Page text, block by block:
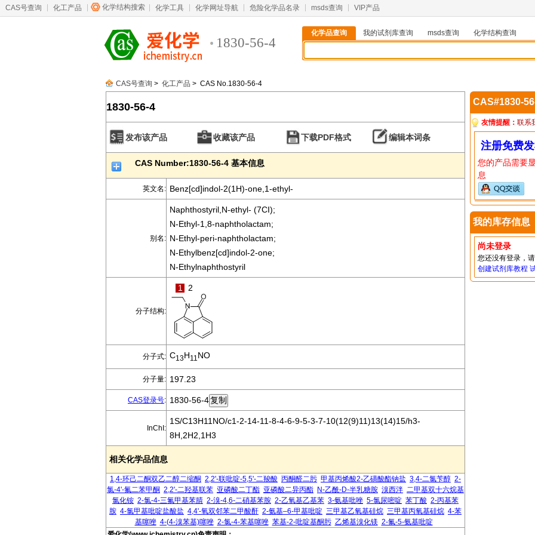
CAS号查询 化工产品 化学结构搜索 化学工具 化学网址导航 危险化学品名录 msds查询 VIP产品
1830-56-4
化学品查询 我的试剂库查询 msds查询
化学结构查询
CAS号查询 > 化工产品 > CAS No.1830-56-4
1830-56-4
发布该产品 收藏该产品 下载PDF格式 编辑本词条
CAS Number:1830-56-4 基本信息
英文名: Benz[cd]indol-2(1H)-one,1-ethyl-
别名:
Naphthostyril,N-ethyl- (7CI);
N-Ethyl-1,8-naphtholactam;
N-Ethyl-peri-naphtholactam;
N-Ethylbenz[cd]indol-2-one;
N-Ethylnaphthostyril
分子结构:
1 2
分子式: C13H11 NO
分子量: 197.23
CAS登录号: 1830-56-4
InChI:
1S/C13H11NO/c1-2-14-11-8-4-6-9-5-3-7-10(12(9)11)13(14)15/h3-
8H,2H2,1H3
相关化学品信息
1,4-环己二酮双乙二醇二缩酮 2,2'-联吡啶-5,5'-二羧酸 丙酮醛二肟 甲基丙烯酸2-乙磺酸酯钠盐 3,4-二氯苄醇 2-
氯-4'-氟二苯甲酮 2,2'-二羟基联苯 亚磷酸二丁酯 亚磷酸二异丙酯 N-乙酰-D-半乳糖胺 溴西泮 二甲基双十六烷基
氯化铵 2-氯-4-三氟甲基苯腈 2-溴-4,6-二硝基苯胺 2-乙氧基乙基苯 3-氨基吡唑 5-氯尿嘧啶 苯丁酸 2-丙基苯
胺 4-氯甲基吡啶盐酸盐 4,4'-氧双邻苯二甲酸酐 2-氨基–6-甲基吡啶 三甲基乙氧基硅烷 三甲基丙氧基硅烷 4-苯
基噻唑 4-(4-溴苯基)噻唑 2-氯-4-苯基噻唑 苯基-2-吡啶基酮肟 乙烯基溴化镁 2-氟-5-氨基吡啶
CAS#1830-
友情提醒： 联系
注册免费
您的产品需要
息
我的库存信息
尚未登录
您还没有登录，
创建试剂库教程